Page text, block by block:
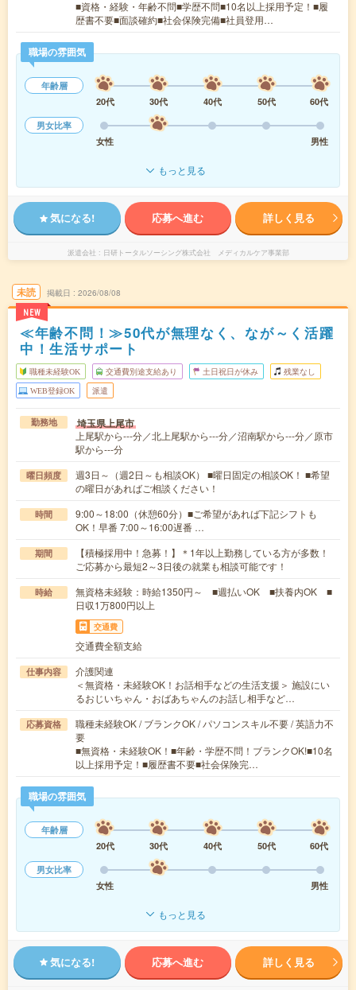
■資格・経験・年齢不問■学歴不問■10名以上採用予定！■履
歴書不要■面談確約■社会保険完備■社員登用…
職場の雰囲気
年齢層
20代
30代 40代 50代
60代
男女比率
女性
男性
もっと見る
気になる! 応募へ進む 詳しく見る
派遣会社 日研トータルソーシング株式会社 メディカルケア事業部
未読
NEW
掲載日 2026/08/08
≪年齢不問！≫50代が無理なく、なが～く活躍
中！生活サポート
職種未経験OK 交通費別途支給あり 土日祝日が休み 残業なし
WEB登録OK 派遣
勤務地 埼玉県上尾市
上尾駅から---分／北上尾駅から---分／沼南駅から---分／原市
駅から---分
曜日頻度
週3日～（週2日～も相談OK） ■曜日固定の相談OK！ ■希望
の曜日があればご相談ください！
時間
9:00～18:00（休憩60分）■ご希望があれば下記シフトも
OK！早番 7:00～16:00遅番 …
期間
【積極採用中！急募！】＊1年以上勤務している方が多数！
ご応募から最短2～3日後の就業も相談可能です！
時給
無資格未経験：時給1350円～ ■週払いOK ■扶養内OK ■
日収1万800円以上
交通費
交通費全額支給
仕事内容
介護関連
＜無資格・未経験OK！お話相手などの生活支援＞ 施設にい
るおじいちゃん・おばあちゃんのお話し相手など…
応募資格
職種未経験OK / ブランクOK / パソコンスキル不要 / 英語力不
要
■無資格・未経験OK！■年齢・学歴不問！ブランクOK!■10名
以上採用予定！■履歴書不要■社会保険完…
職場の雰囲気
年齢層
20代
30代 40代 50代
60代
男女比率
女性
男性
もっと見る
気になる! 応募へ進む 詳しく見る